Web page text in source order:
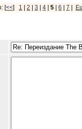
[<<] 1 2 3 4 5 6 7